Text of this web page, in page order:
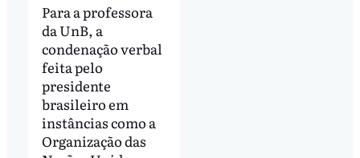
Para a professora
da UnB, a
condenação verbal
feita pelo
presidente
brasileiro em
instâncias como a
Organização das